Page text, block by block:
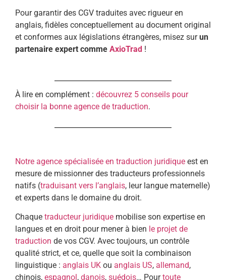
Pour garantir des CGV traduites avec rigueur en
anglais, fidèles conceptuellement au document original
et conformes aux législations étrangères, misez surun
partenaire expert comme AxioTrad !
À lire en complément : découvrez 5 conseils pour
choisir la bonne agence de traduction.
Notre agence spécialisée en traduction juridique est en
mesure de missionner des traducteurs professionnels
natifs (traduisant vers l’anglais, leur langue maternelle)
et experts dans le domaine du droit.
Chaque traducteur juridique mobilise son expertise en
langues et en droit pour mener à bien le projet de
traduction de vos CGV. Avec toujours, un contrôle
qualité strict, et ce, quelle que soit la combinaison
linguistique : anglais UK ou anglais US, allemand,
chinois, espagnol , danois, suédois… Pourtoute